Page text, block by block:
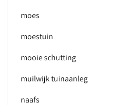
moes
moestuin
mooie schutting
muilwijk tuinaanleg
naafs